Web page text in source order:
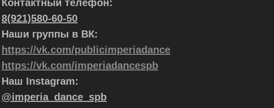
Контактный телефон:
8(921)580-60-50
Наши группы в ВК:
https://vk.com/publicimperiadance
https://vk.com/imperiadancespb
Наш Instagram:
@imperia_dance_spb